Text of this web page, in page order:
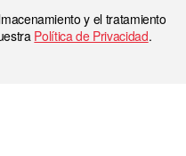
y el tratamiento
Política de Privacidad.